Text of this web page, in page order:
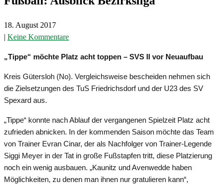
18. August 2017
| Keine Kommentare
„Tippe“ möchte Platz acht toppen – SVS II vor Neuaufbau
Kreis Gütersloh (No). Vergleichsweise bescheiden nehmen sich
die Zielsetzungen des TuS Friedrichsdorf und der U23 des SV
Spexard aus.
„Tippe“ konnte nach Ablauf der vergangenen Spielzeit Platz acht
zufrieden abnicken. In der kommenden Saison möchte das Team
von Trainer Evran Cinar, der als Nachfolger von Trainer-Legende
Siggi Meyer in der Tat in große Fußstapfen tritt, diese Platzierung
noch ein wenig ausbauen. „Kaunitz und Avenwedde haben
Möglichkeiten, zu denen man ihnen nur gratulieren kann“,